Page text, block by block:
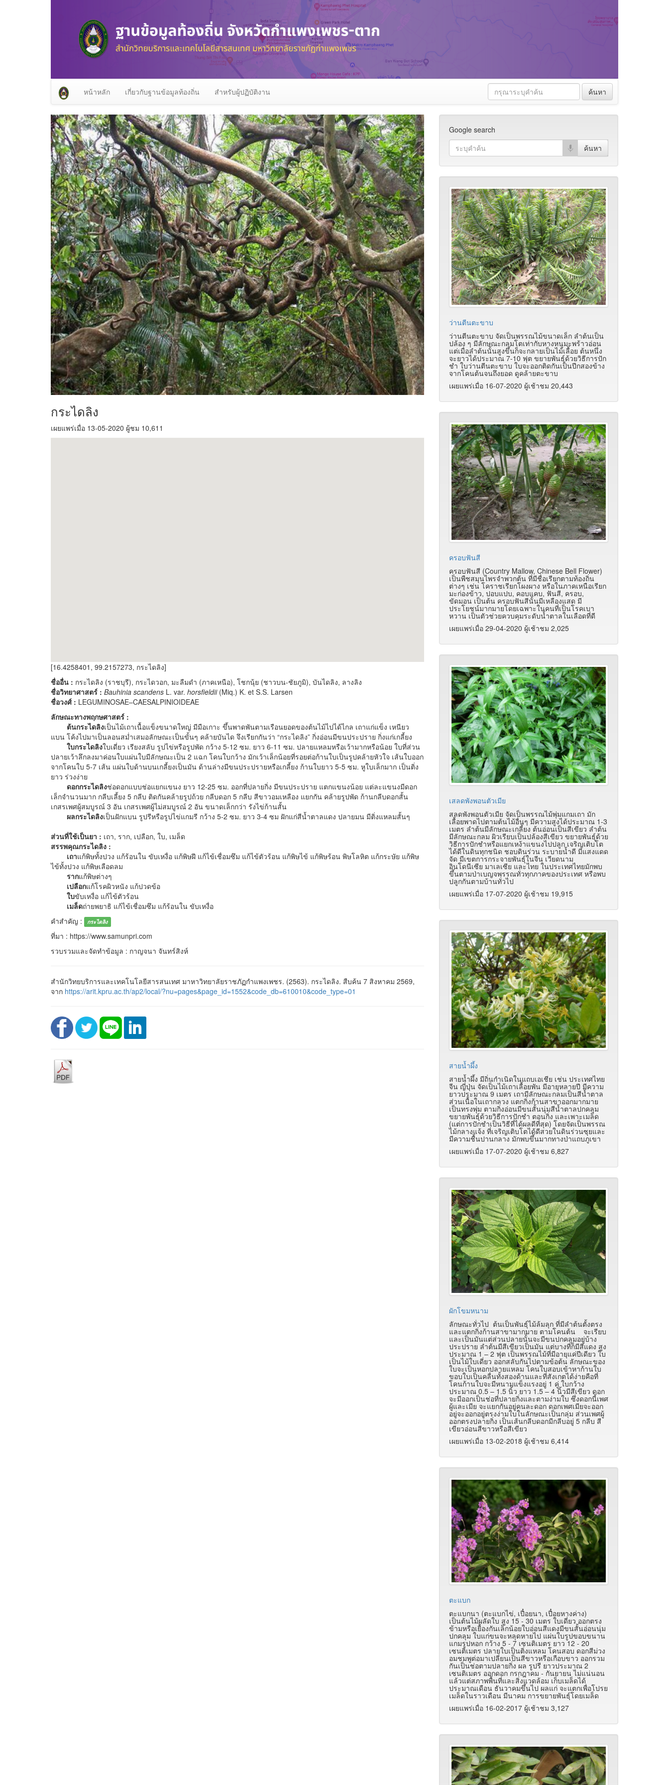
หน้าหลัก เกี่ยวกับฐานข้อมูลท้องถิ่น สำหรับผู้ปฏิบัติงาน ค้นหา
กระไดลิง
เผยแพร่เมื่อ 13-05-2020 ผู้ชม 10,611
[16.4258401, 99.2157273, กระไดลิง]
ชื่ออื่น : กระไดลิง (ราชบุรี), กระไดวอก, มะลืมดำ (ภาคเหนือ), โชกนุ้ย (ชาวบน-ชัยภูมิ), บันไดลิง, ลางลิง
ชื่อวิทยาศาสตร์ : Bauhinia scandens L. var. horsfieldii(Miq.) K. et S.S. Larsen
ชื่อวงศ์ : LEGUMINOSAE–CAESALPINIOIDEAE
ลักษณะทางพฤกษศาสตร์ :
ต้นกระไดลิงเป็นไม้เถาเนื้อแข็งขนาดใหญ่ มีมือเกาะ ขึ้นพาดพันตามเรือนยอดของต้นไม้ไปได้ไกล เถาแก่แข็ง เหนียว
แบน โค้งไปมาเป็นลอนสม่ำเสมอลักษณะเป็นขั้นๆ คล้ายบันได จึงเรียกกันว่า “กระไดลิง” กิ่งอ่อนมีขนประปราย กิ่งแก่เกลี้ยง
ใบกระไดลิงใบเดี่ยว เรียงสลับ รูปไข่หรือรูปพัด กว้าง 5-12 ซม. ยาว 6-11 ซม. ปลายแหลมหรือเว้ามากหรือน้อย ใบที่ส่วน
ปลายเว้าลึกลงมาค่อนใบแผ่นใบมีลักษณะเป็น 2 แฉก โคนใบกว้าง มักเว้าเล็กน้อยที่รอยต่อก้านใบเป็นรูปคล้ายหัวใจ เส้นใบออก
จากโคนใบ 5-7 เส้น แผ่นใบด้านบนเกลี้ยงเป็นมัน ด้านล่างมีขนประปรายหรือเกลี้ยง ก้านใบยาว 5-5 ซม. หูใบเล็กมาก เป็นติ่ง
ยาว ร่วงง่าย
ดอกกระไดลิงช่อดอกแบบช่อแยกแขนง ยาว 12-25 ซม. ออกที่ปลายกิ่ง มีขนประปราย แตกแขนงน้อย แต่ละแขนงมีดอก
เล็กจำนวนมาก กลีบเลี้ยง 5 กลีบ ติดกันคล้ายรูปถ้วย กลีบดอก 5 กลีบ สีขาวอมเหลือง แยกกัน คล้ายรูปพัด ก้านกลีบดอกสั้น
เกสรเพศผู้สมบูรณ์ 3 อัน เกสรเพศผู้ไม่สมบูรณ์ 2 อัน ขนาดเล็กกว่า รังไข่ก้านสั้น
ผลกระไดลิงเป็นฝักแบน รูปรีหรือรูปไข่แกมรี กว้าง 5-2 ซม. ยาว 3-4 ซม ฝักแก่สีน้ำตาลแดง ปลายมน มีติ่งแหลมสั้นๆ
ส่วนที่ใช้เป็นยา : เถา, ราก, เปลือก, ใบ, เมล็ด
สรรพคุณกระไดลิง :
เถาแก้พิษทั้งปวง แก้ร้อนใน ขับเหงื่อ แก้พิษฝี แก้ไข้เชื่อมซึม แก้ไข้ตัวร้อน แก้พิษไข้ แก้พิษร้อน พิษโลหิต แก้กระษัย แก้พิษ
ไข้ทั้งปวง แก้พิษเลือดลม
รากแก้พิษต่างๆ
เปลือกแก้โรคผิวหนัง แก้ปวดข้อ
ใบขับเหงื่อ แก้ไข้ตัวร้อน
เมล็ดถ่ายพยาธิ แก้ไข้เชื่อมซึม แก้ร้อนใน ขับเหงื่อ
คำสำคัญ :
กระไดลิง
ที่มา : https://www.samunpri.com
รวบรวมและจัดทำข้อมูล : กาญจนา จันทร์สิงห์
สำนักวิทยบริการและเทคโนโลยีสารสนเทศ มาหาวิทยาลัยราชภัฏกำแพงเพชร. (2563). กระไดลิง. สืบค้น 7 สิงหาคม 2569,
จาก https://arit.kpru.ac.th/ap2/local/?nu=pages&page_id=1552&code_db=610010&code_type=01
Google search
ว่านตีนตะขาบ
ว่านตีนตะขาบ จัดเป็นพรรณไม้ขนาดเล็ก ลำต้นเป็น
ปล้อง ๆ มีลักษณะกลมโตเท่ากับหางหนูมะพร้าวอ่อน
แต่เมื่อลำต้นนั้นสูงขึ้นก็จะกลายเป็นไม้เลื้อย ต้นหนึ่ง
จะยาวได้ประมาณ 7-10 ฟุต ขยายพันธุ์ด้วยวิธีการปัก
ชำ ใบว่านตีนตะขาบ ใบจะออกติดกันเป็นปีกสองข้าง
จากโคนต้นจนถึงยอด ดูคล้ายตะขาบ
เผยแพร่เมื่อ 16-07-2020 ผู้เช้าชม 20,443
ครอบฟันสี
ครอบฟันสี (Country Mallow, Chinese Bell Flower)
เป็นพืชสมุนไพรจำพวกต้น ที่มีชื่อเรียกตามท้องถิ่น
ต่างๆ เช่น โคราชเรียกโผงผาง หรือในภาคเหนือเรียก
มะก่องข้าว, ปอบแปบ, คอบแคบ, ฟันสี, ครอบ,
ขัดมอน เป็นต้น ครอบฟันสีนั้นมีเหลืองแสด มี
ประโยชน์มากมายโดยเฉพาะในคนที่เป็นโรคเบา
หวาน เป็นตัวช่วยควบคุมระดับน้ำตาลในเลือดที่ดี
เผยแพร่เมื่อ 29-04-2020 ผู้เช้าชม 2,025
เสลดพังพอนตัวเมีย
สลดพังพอนตัวเมีย จัดเป็นพรรณไม้พุ่มแกมเถา มัก
เลื้อยพาดไปตามต้นไม้อื่นๆ มีความสูงได้ประมาณ 1-3
เมตร ลำต้นมีลักษณะเกลี้ยง ต้นอ่อนเป็นสีเขียว ลำต้น
มีลักษณะกลม ผิวเรียบเป็นปล้องสีเขียว ขยายพันธุ์ด้วย
วิธีการปักชำหรือแยกเหง้าแขนงไปปลูก เจริญเติบโต
ได้ดีในดินทุกชนิด ชอบดินร่วน ระบายน้ำดี มีแสงแดด
จัด มีเขตการกระจายพันธุ์ในจีน เวียดนาม
อินโดนีเซีย มาเลเซีย และไทย ในประเทศไทยมักพบ
ขึ้นตามป่าเบญจพรรณทั่วทุกภาคของประเทศ หรือพบ
ปลูกกันตามบ้านทั่วไป
เผยแพร่เมื่อ 17-07-2020 ผู้เช้าชม 19,915
สายน้ำผึ้ง
สายน้ำผึ้ง มีถิ่นกำเนิดในแถบเอเชีย เช่น ประเทศไทย
จีน ญี่ปุ่น จัดเป็นไม้เถาเลื้อยพัน มีอายุหลายปี มีความ
ยาวประมาณ 9 เมตร เถามีลักษณะกลมเป็นสีน้ำตาล
ส่วนเนื้อในเถากลวง แตกกิ่งก้านสาขาออกมากมาย
เป็นทรงพุ่ม ตามกิ่งอ่อนมีขนสั้นนุ่มสีน้ำตาลปกคลุม
ขยายพันธุ์ด้วยวิธีการปักชำ ตอนกิ่ง และเพาะเมล็ด
(แต่การปักชำเป็นวิธีที่ได้ผลดีที่สุด) โดยจัดเป็นพรรณ
ไม้กลางแจ้ง ที่เจริญเติบโตได้ดีสวยในดินร่วนซุยและ
มีความชื้นปานกลาง มักพบขึ้นมากทางป่าแถบภูเขา
เผยแพร่เมื่อ 17-07-2020 ผู้เช้าชม 6,827
ผักโขมหนาม
ลักษณะทั่วไป ต้นเป็นพันธุ์ไม้ล้มลุก ที่มีลำต้นตั้งตรง
และแตกกิ่งก้านสาขามากมาย ตามโคนต้น จะเรียบ
และเป็นมันแต่ส่วนปลายนั้นจะมีขนปกคลุมอยู่บ้าง
ประปราย ลำต้นมีสีเขียวเป็นมัน แต่บางที่ก็มีสีแดง สูง
ประมาณ 1 – 2 ฟุต เป็นพรรณไม้ที่มีอายุแค่ปีเดียว ใบ
เป็นไม้ใบเดี่ยว ออกสลับกันไปตามข้อต้น ลักษณะของ
ใบจะเป็นหอกปลายแหลม โคนใบสอบเข้าหาก้านใบ
ขอบใบเป็นคลื่นทั้งสองด้านและที่สังเกตได้ง่ายคือที่
โคนก้านใบจะมีหนามแข็งแรงอยู่ 1 คู่ ใบกว้าง
ประมาณ 0.5 – 1.5 นิ้ว ยาว 1.5 – 4 นิ้วมีสีเขียว ดอก
จะมีออกเป็นช่อที่ปลายกิ่งและตามง่ามใบ ซึ่งดอกนี้เพศ
ผู้และเมีย จะแยกกันอยู่คนละดอก ดอกเพศเมียจะออก
อยู่จะออกอยู่ตรงง่ามใบในลักษณะเป็นกลุ่ม ส่วนเพศผู้
ออกตรงปลายกิ่ง เป็นเส้นกลีบดอกมีกลีบอยู่ 5 กลีบ สี
เขียวอ่อนสีขาวหรือสีเขียว
เผยแพร่เมื่อ 13-02-2018 ผู้เช้าชม 6,414
ตะแบก
ตะแบกนา (ตะแบกไข่, เปื๋อยนา, เปื๋อยหางค่าง)
เป็นต้นไม้ผลัดใบ สูง 15 - 30 เมตร ใบเดี่ยว ออกตรง
ข้ามหรือเยื้องกันเล็กน้อยใบอ่อนสีแดงมีขนสั้นอ่อนนุ่ม
ปกคลุม ใบแก่ขนจะหลุดหายไป แผ่นใบรูปขอบขนาน
แกมรูปหอก กว้าง 5 - 7 เซนติเมตร ยาว 12 - 20
เซนติเมตร ปลายใบเป็นติ่งแหลม โคนสอบ ดอกสีม่วง
อมชมพูต่อมาเปลี่ยนเป็นสีขาวหรือเกือบขาว ออกรวม
กันเป็นช่อตามปลายกิ่ง ผล รูปรี ยาวประมาณ 2
เซนติเมตร ออกดอก กรกฎาคม - กันยายน ไม่แน่นอน
แล้วแต่สภาพพื้นที่และสิ่งแวดล้อม เก็บเมล็ดได้
ประมาณเดือน ธันวาคมขึ้นไป ผลแก่ จะแตกเพื่อโปรย
เมล็ดในราวเดือน มีนาคม การขยายพันธุ์โดยเมล็ด
เผยแพร่เมื่อ 16-02-2017 ผู้เช้าชม 3,127